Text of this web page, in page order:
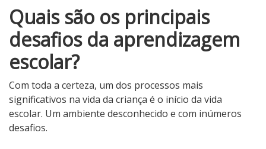
Quais são os principais
desafios da aprendizagem
escolar?
Com toda a certeza, um dos processos mais
significativos na vida da criança é o início da vida
escolar. Um ambiente desconhecido e com inúmeros
desafios.